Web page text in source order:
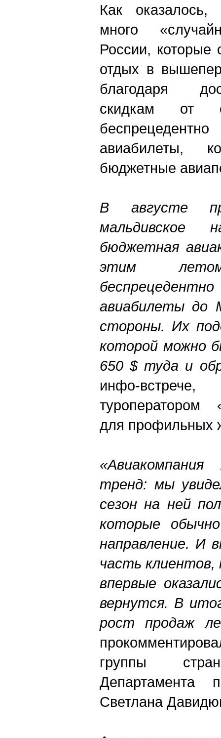
Как
много
России, которые
отдых в
благодаря
скидкам от
авиабилеты,
бюджетные
В августе
мальдивское
бюджетная
этим
авиабилеты
стороны. Их
которой можно
650 $ туда и
инфо-
туроператором
для профильных
тренд: мы
сезон на ней
которые
направление. И
часть
впервые
вернутся. В
рост продаж
группы
Департамента
Светлана